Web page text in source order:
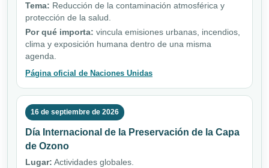
Tema: Reducción de la contaminación atmosférica y
protección de la salud.
Por qué importa: vincula emisiones urbanas, incendios,
clima y exposición humana dentro de una misma
agenda.
Página oficial de Naciones Unidas
16 de septiembre de 2026
Día Internacional de la Preservación de la Capa
de Ozono
Lugar: Actividades globales.